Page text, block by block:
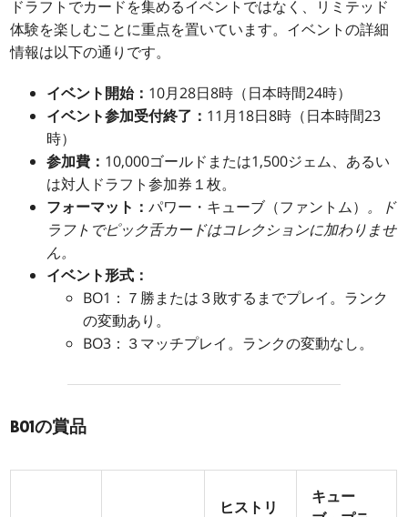
ドラフトでカードを集めるイベントではなく、リミテッド
体験を楽しむことに重点を置いています。イベントの詳細
情報は以下の通りです。
イベント開始： 10月28日8時（日本時間24時）
イベント参加受付終了： 11月18日8時（日本時間23
時）
参加費： 10,000ゴールドまたは1,500ジェム、あるい
は対人ドラフト参加券１枚。
フォーマット：パワー・キューブ（ファントム） 。ド
ラフトでピック舌カードはコレクションに加わりませ
ん。
イベント形式：
BO1：７勝または３敗するまでプレイ。ランク
の変動あり。
BO3：３マッチプレイ。ランクの変動なし。
BO1の賞品
ヒストリ
キュー